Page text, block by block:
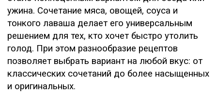
ужина. Сочетание мяса, овощей, соуса и
тонкого лаваша делает его универсальным
решением для тех, кто хочет быстро утолить
голод. При этом разнообразие рецептов
позволяет выбрать вариант на любой вкус: от
классических сочетаний до более насыщенных
и оригинальных.